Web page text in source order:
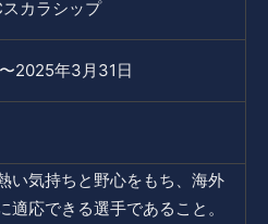
カラシップ
2025年3月31日
い気持ちと野心をもち、海外
適応できる選手であること。